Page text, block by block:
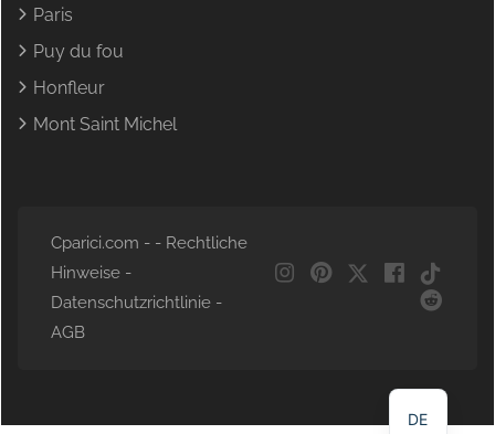
Paris
Puy du fou
Honfleur
Mont Saint Michel
Cparici.com - - Rechtliche
Hinweise -
Datenschutzrichtlinie -
AGB
DE
NL